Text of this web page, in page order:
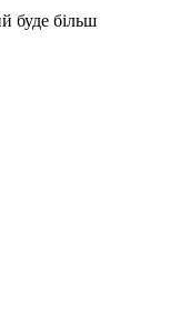
буде більш